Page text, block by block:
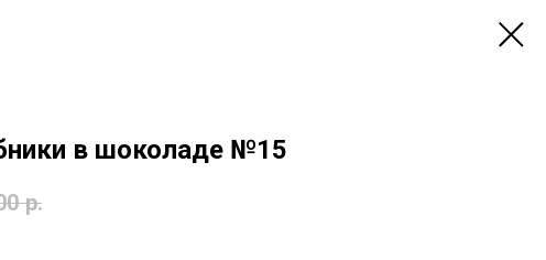
в шоколаде №15
р.